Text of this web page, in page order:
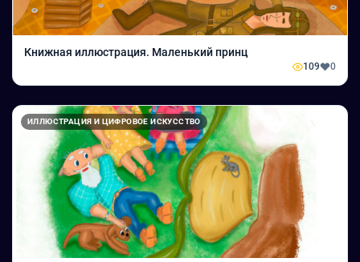
Книжная иллюстрация. Маленький принц
109 0
ИЛЛЮСТРАЦИЯ И ЦИФРОВОЕ ИСКУССТВО